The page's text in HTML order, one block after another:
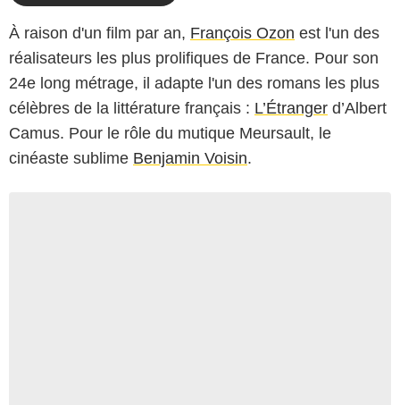
À raison d'un film par an, François Ozon est l'un des
réalisateurs les plus prolifiques de France. Pour son
24e long métrage, il adapte l'un des romans les plus
célèbres de la littérature français : L’Étranger d’Albert
Camus. Pour le rôle du mutique Meursault, le
cinéaste sublime Benjamin Voisin.